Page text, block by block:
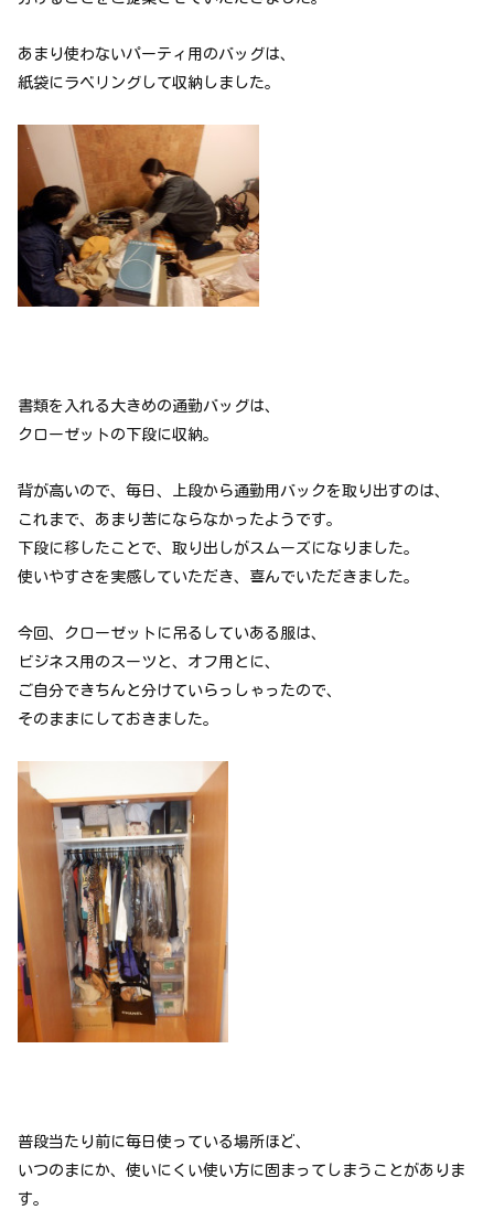
あまり使わないパーティ用のバッグは、
紙袋にラベリングして収納しました。
書類を入れる大きめの通勤バッグは、
クローゼットの下段に収納。
背が高いので、毎日、上段から通勤用バックを取り出すのは、
これまで、あまり苦にならなかったようです。
下段に移したことで、取り出しがスムーズになりました。
使いやすさを実感していただき、喜んでいただきました。
今回、クローゼットに吊るしていある服は、
ビジネス用のスーツと、オフ用とに、
ご自分できちんと分けていらっしゃったので、
そのままにしておきました。
普段当たり前に毎日使っている場所ほど、
いつのまにか、使いにくい使い方に固まってしまうことがありま
す。